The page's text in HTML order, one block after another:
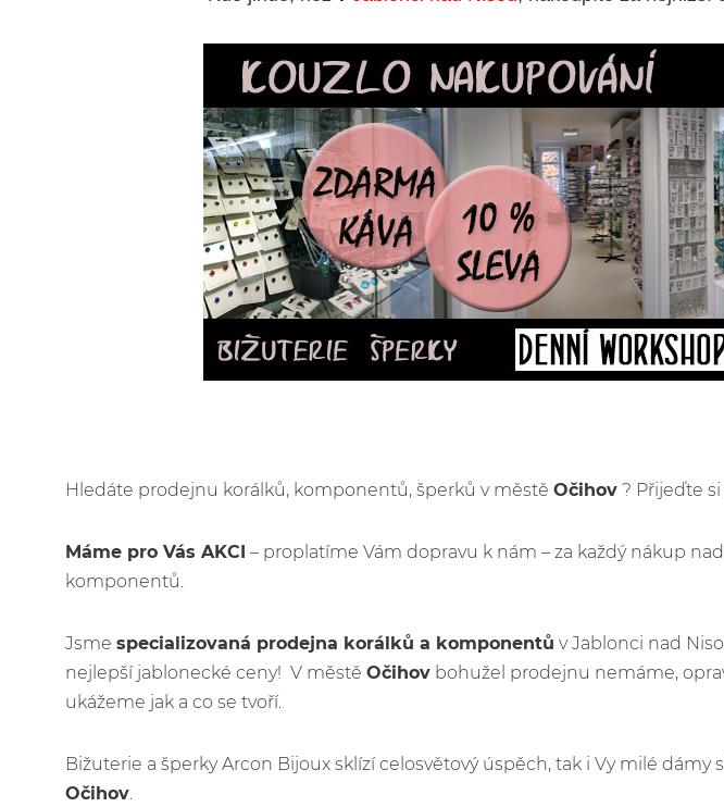
Hledáte prodejnu korálků, komponentů, šperků v městě Očihov ? Přijeďte
Máme pro Vás AKCI – proplatíme Vám dopravu k nám – za každý nákup
komponentů.
Jsme specializovaná prodejna korálků a komponentů v Jablonci nad
nejlepší jablonecké ceny! V městě Očihov bohužel prodejnu nemáme,
ukážeme jak a co se tvoří.
Bižuterie a šperky Arcon Bijoux sklízí celosvětový úspěch, tak i Vy milé
Očihov.